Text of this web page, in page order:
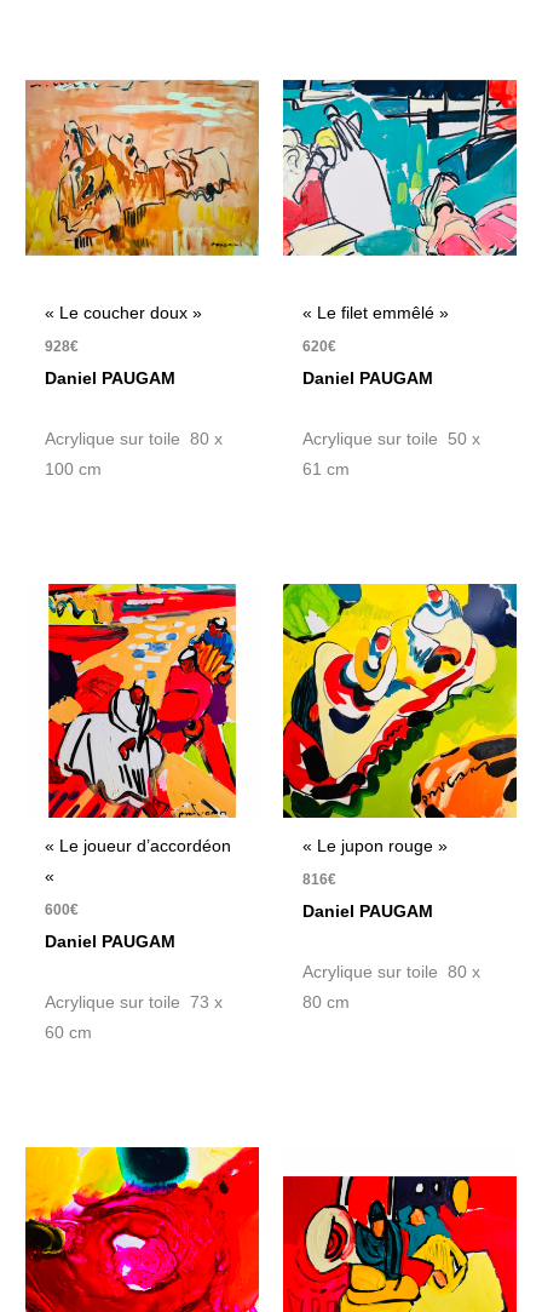
« Le coucher doux »
928€
Daniel PAUGAM
Acrylique sur toile 80 x
100 cm
« Le filet emmêlé »
620€
Daniel PAUGAM
Acrylique sur toile 50 x
61 cm
« Le joueur d’accordéon
«
600€
Daniel PAUGAM
Acrylique sur toile 73 x
60 cm
« Le jupon rouge »
816€
Daniel PAUGAM
Acrylique sur toile 80 x
80 cm